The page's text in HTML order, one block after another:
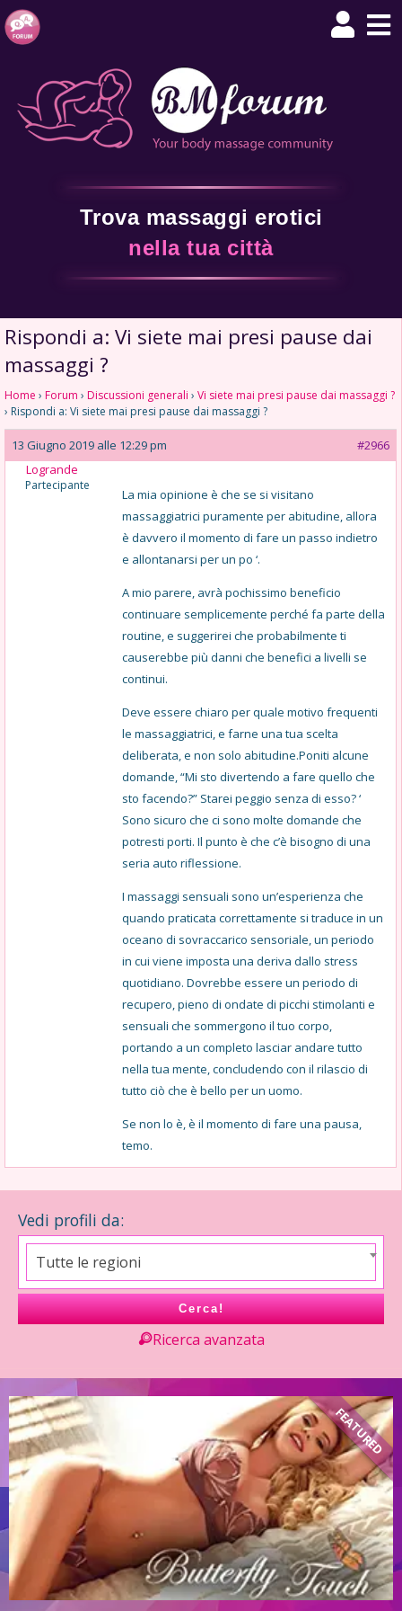
Trova massaggi erotici
nella tua città
Rispondi a: Vi siete mai presi pause dai
massaggi ?
Home › Forum › Discussioni generali › Vi siete mai presi pause dai massaggi ?
› Rispondi a: Vi siete mai presi pause dai massaggi ?
13 Giugno 2019 alle 12:29 pm
#2966
Logrande
Partecipante
La mia opinione è che se si visitano
massaggiatrici puramente per abitudine, allora
è davvero il momento di fare un passo indietro
e allontanarsi per un po ‘.
A mio parere, avrà pochissimo beneficio
continuare semplicemente perché fa parte della
routine, e suggerirei che probabilmente ti
causerebbe più danni che benefici a livelli se
continui.
Deve essere chiaro per quale motivo frequenti
le massaggiatrici, e farne una tua scelta
deliberata, e non solo abitudine.Poniti alcune
domande, “Mi sto divertendo a fare quello che
sto facendo?” Starei peggio senza di esso? ‘
Sono sicuro che ci sono molte domande che
potresti porti. Il punto è che c’è bisogno di una
seria auto riflessione.
I massaggi sensuali sono un’esperienza che
quando praticata correttamente si traduce in un
oceano di sovraccarico sensoriale, un periodo
in cui viene imposta una deriva dallo stress
quotidiano. Dovrebbe essere un periodo di
recupero, pieno di ondate di picchi stimolanti e
sensuali che sommergono il tuo corpo,
portando a un completo lasciar andare tutto
nella tua mente, concludendo con il rilascio di
tutto ciò che è bello per un uomo.
Se non lo è, è il momento di fare una pausa,
temo.
Vedi profili da:
Tutte le regioni
Cerca!
Ricerca avanzata
FEATURED